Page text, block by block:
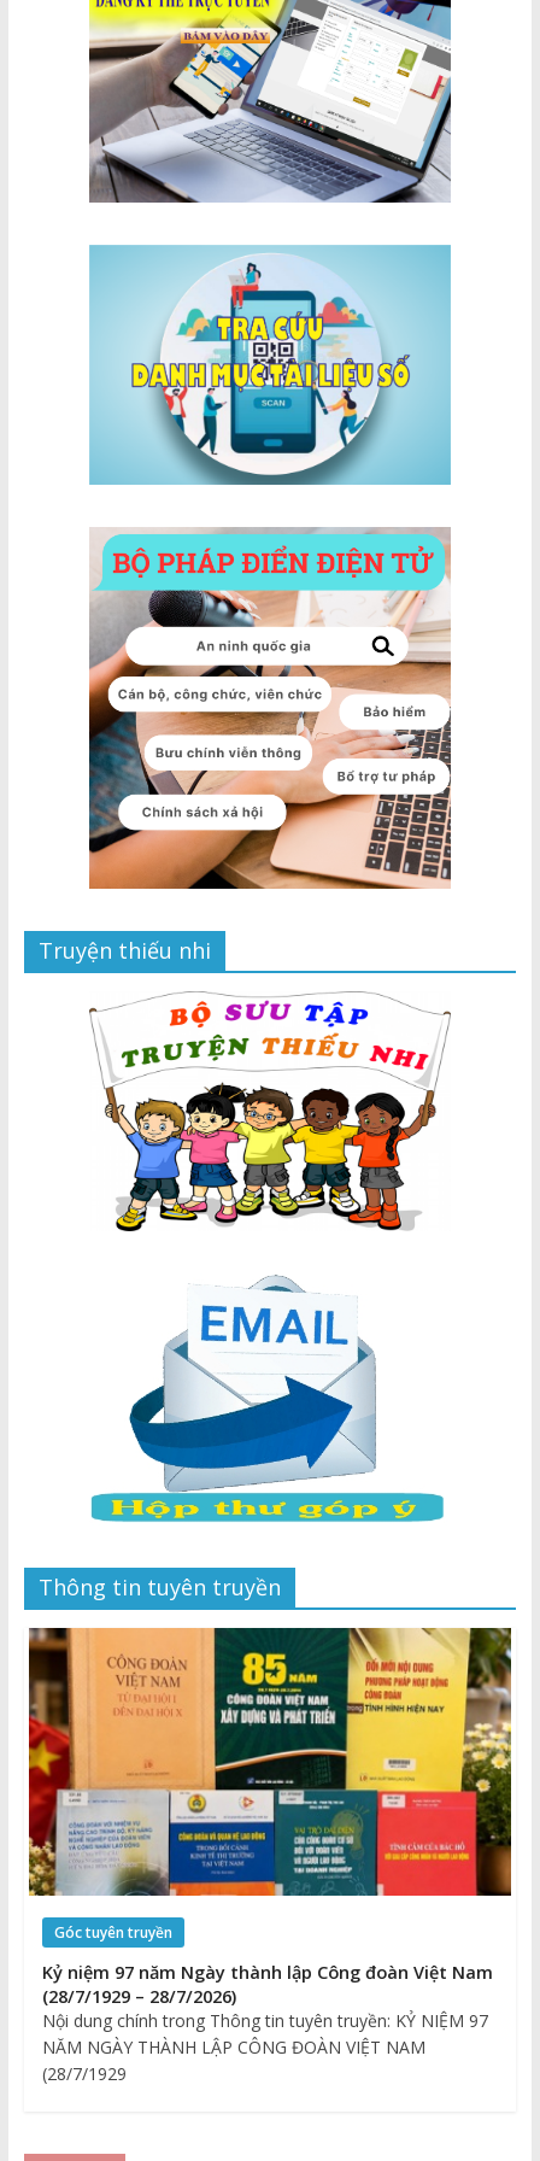
Truyện thiếu nhi
Thông tin tuyên truyền
Góc tuyên truyền
Kỷ niệm 97 năm Ngày thành lập Công đoàn Việt Nam
(28/7/1929 – 28/7/2026)
Nội dung chính trong Thông tin tuyên truyền: KỶ NIỆM 97
NĂM NGÀY THÀNH LẬP CÔNG ĐOÀN VIỆT NAM
(28/7/1929